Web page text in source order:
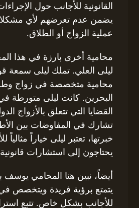
القانونية للأجانب حول
يضمن عدم تعرضهم لأي مشكلات
عملية الزواج أو الطلاق.
محامية أخرى بارزة في هذا
ليلى العلي. تملك ليلى سمعة
محامية متخصصة في زواج
البحرين. كانت ليلى متورطة
القضايا التي تتعلق بالأزواج
تشارك في المفاوضات بين
خبرتها، تعتبر ليلى خياراً مثالياً
يحتاجون إلى استشارات
أيضاً، نبين هنا المحامي يوسف
يتمتع برؤية فريدة ويتخصص في
للأجانب بشكل خاص. تتبع